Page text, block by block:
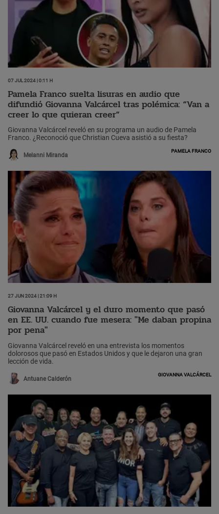
07 Jul 2024 | 0:11 h
Pamela Franco suelta lisuras en audio que
difundió Giovanna Valcárcel tras polémica: “Van a
creer lo que quieran creer”
Giovanna Valcárcel reveló en su programa un audio de Pamela
Franco. ¿Reconoció que Christian Cueva asistió a su fiesta?
Melanni Miranda
Pamela Franco
27 Jun 2024 | 21:09 h
Giovanna Valcárcel y el duro momento que pasó
en EE. UU. cuando fue mesera: "Me daban propina
por pena"
Giovanna Valcárcel reveló en una entrevista los momentos
dolorosos que pasó en Estados Unidos y que le dejaron una gran
lección de vida.
Antuane Calderón
Giovanna Valcárcel